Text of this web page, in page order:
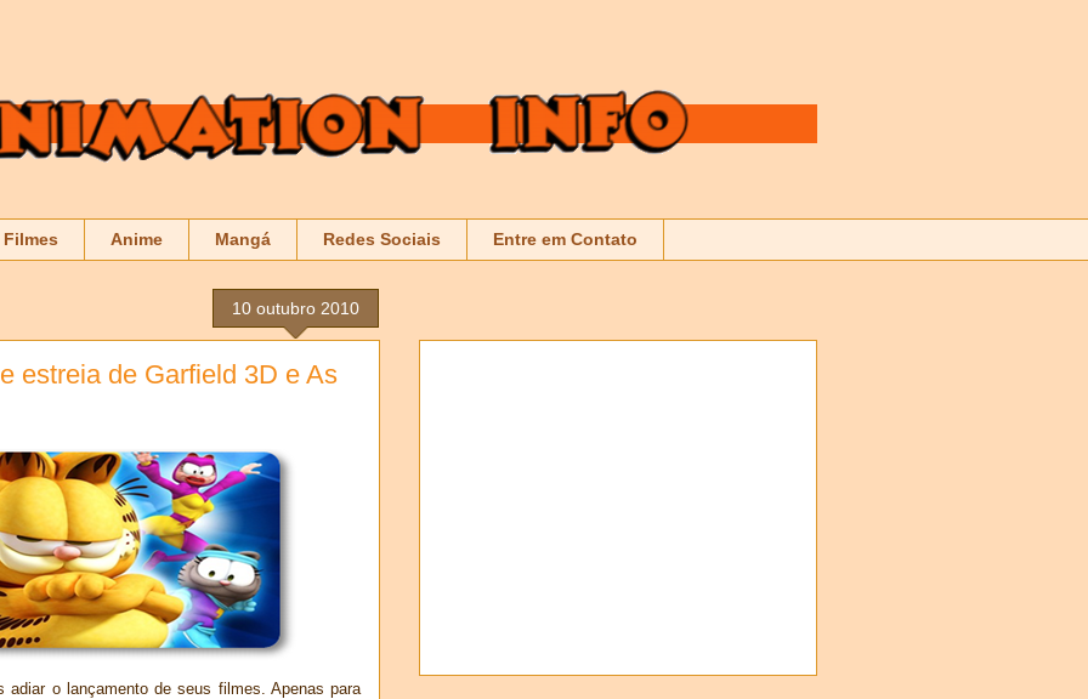
Filmes Anime Mangá Redes Sociais Entre em Contato
10 outubro 2010
estreia de Garfield 3D e As
adiar o lançamento de seus filmes. Apenas para